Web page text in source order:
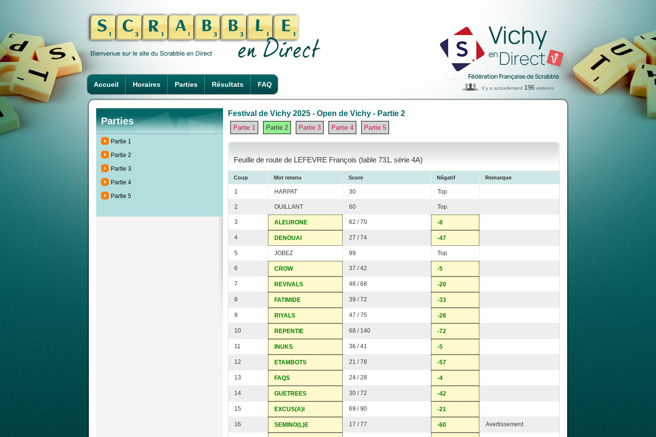
Accueil Horaires Parties Résultats FAQ Il y a actuellement 196 visiteurs
Parties
Partie 1
Partie 2
Partie 3
Partie 4
Partie 5
Festival de Vichy 2025 - Open de Vichy - Partie 2
Partie 1 Partie 2 Partie 3 Partie 4 Partie 5
Feuille de route de LEFEVRE François (table 731, série 4A)
Coup Mot retenu Score Négatif Remarque
1 HARPAT 30 Top
2 OUILLANT 60 Top
3 ALEURONE 62 / 70 -8
4 DENOUAI 27 / 74 -47
5 JOBEZ 99 Top
6 CROW 37 / 42 -5
7 REVIVALS 48 / 68 -20
8 FATIMIDE 39 / 72 -33
9 RIYALS 47 / 75 -28
10 REPENTIE 68 / 140 -72
11 INUKS 36 / 41 -5
12 ETAMBOTS 21 / 78 -57
13 FAQS 24 / 28 -4
14 GUETREES 30 / 72 -42
15 EXCUS(A)I 69 / 90 -21
16 SEMINO(L)E 17 / 77 -60 Avertissement